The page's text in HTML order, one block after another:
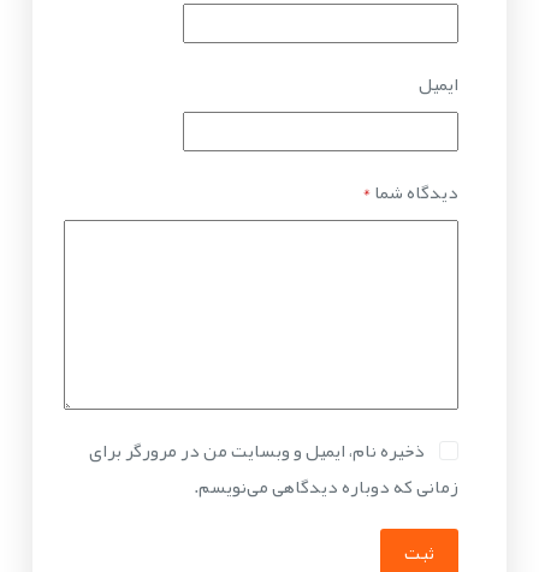
ایمیل
دیدگاه شما*
ذخیره نام، ایمیل و وبسایت من در مرورگر برای
زمانی که دوباره دیدگاهی می‌نویسم.
ثبت